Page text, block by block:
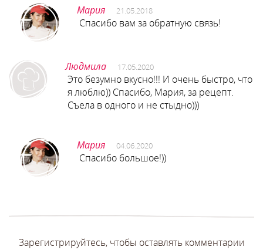
Мария 21.05.2018
Спасибо вам за обратную связь!
Людмила 17.05.2020
Это безумно вкусно!!! И очень быстро, что
я люблю)) Спасибо, Мария, за рецепт.
Съела в одного и не стыдно)))​​​​
Мария 04.06.2020
Спасибо большое!))
Зарегистрируйтесь, чтобы оставлять комментарии